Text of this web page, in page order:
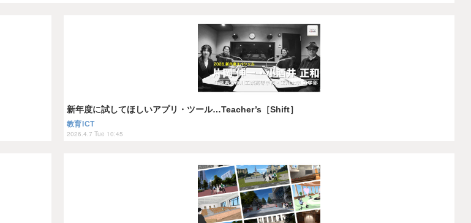
新年度に試してほしいアプリ・ツール…Teacher’s［Shift］
教育ICT
2026.4.7 Tue 10:45